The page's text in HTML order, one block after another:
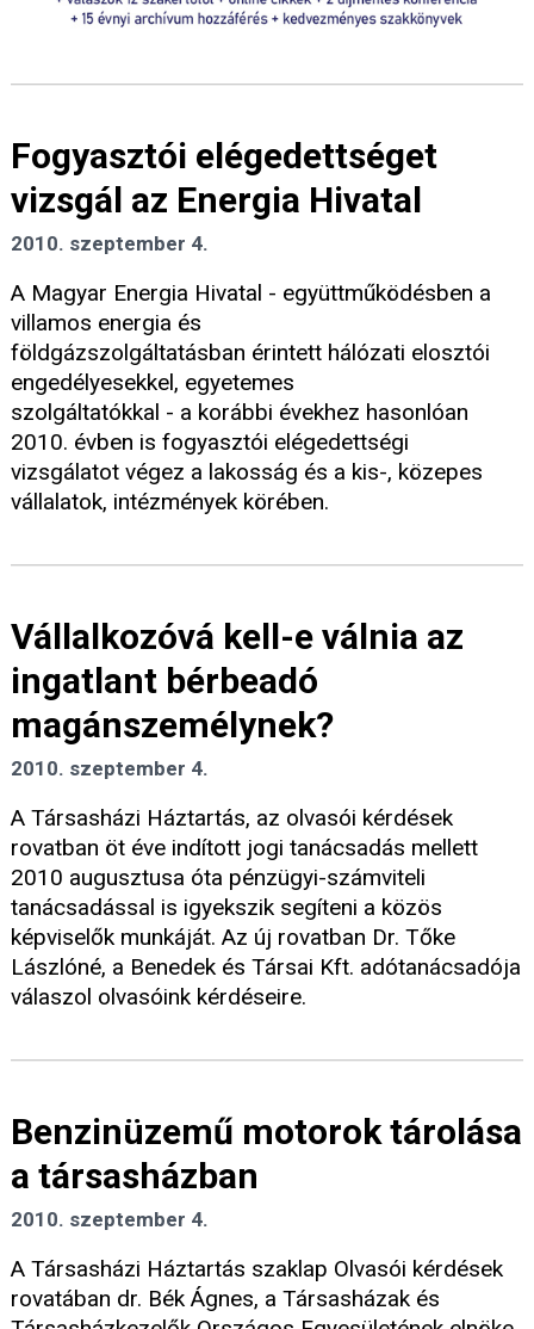
Fogyasztói elégedettséget
vizsgál az Energia Hivatal
2010. szeptember 4.
A Magyar Energia Hivatal - együttműködésben a
villamos energia és
földgázszolgáltatásban érintett hálózati elosztói
engedélyesekkel, egyetemes
szolgáltatókkal - a korábbi évekhez hasonlóan
2010. évben is fogyasztói elégedettségi
vizsgálatot végez a lakosság és a kis-, közepes
vállalatok, intézmények körében.
Vállalkozóvá kell-e válnia az
ingatlant bérbeadó
magánszemélynek?
2010. szeptember 4.
A Társasházi Háztartás, az olvasói kérdések
rovatban öt éve indított jogi tanácsadás mellett
2010 augusztusa óta pénzügyi-számviteli
tanácsadással is igyekszik segíteni a közös
képviselők munkáját. Az új rovatban Dr. Tőke
Lászlóné, a Benedek és Társai Kft. adótanácsadója
válaszol olvasóink kérdéseire.
Benzinüzemű motorok tárolása
a társasházban
2010. szeptember 4.
A Társasházi Háztartás szaklap Olvasói kérdések
rovatában dr. Bék Ágnes, a Társasházak és